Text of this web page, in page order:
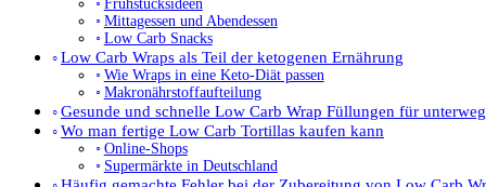
Frühstücksideen
Mittagessen und Abendessen
Low Carb Snacks
Low Carb Wraps als Teil der ketogenen Ernährung
Wie Wraps in eine Keto-Diät passen
Makronährstoffaufteilung
Gesunde und schnelle Low Carb Wrap Füllungen für
Wo man fertige Low Carb Tortillas kaufen kann
Online-Shops
Supermärkte in Deutschland